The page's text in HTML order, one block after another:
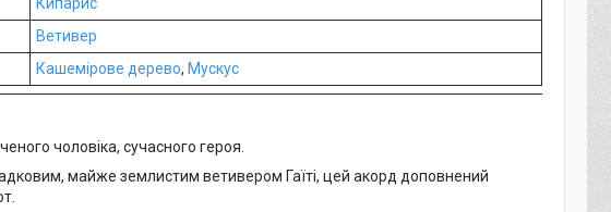
Ветивер
Кашемірове дерево, Мускус
чоловіка, сучасного героя.
майже землистим ветивером Гаїті, цей акорд доповнений